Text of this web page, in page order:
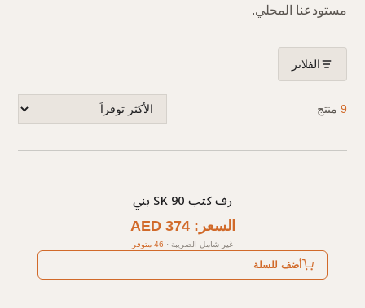
مستودعنا المحلي.
الفلاتر
9 منتج
رف كتب SK 90 بني
السعر: AED 374
غير شامل الضريبة · 46 متوفر
أضف للسلة